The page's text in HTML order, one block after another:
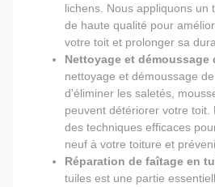
lichens. Nous appliquons un
de haute qualité pour
votre toit et prolonger sa
Nettoyage et démoussage
nettoyage et démoussage
d'éliminer les saletés,
peuvent détériorer votre toit.
des techniques efficaces
neuf à votre toiture et
Réparation de faîtage en
tuiles est une partie